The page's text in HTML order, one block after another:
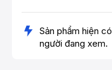
Sản phẩm hiện có
người đang xem.